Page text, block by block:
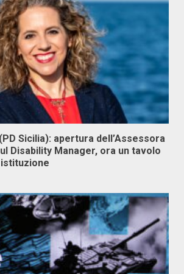
Sicilia): apertura dell’Assessora
Disability Manager, ora un tavolo